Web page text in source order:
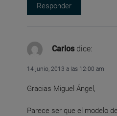
Responder
Carlos dice:
14 junio, 2013 a las 12:00 am
Gracias Miguel Ángel,
Parece ser que el modelo